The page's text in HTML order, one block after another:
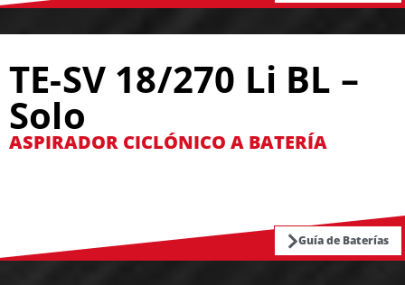
TE-SV 18/270 Li BL –
Solo
ASPIRADOR CICLÓNICO A BATERÍA
Guía de Baterías